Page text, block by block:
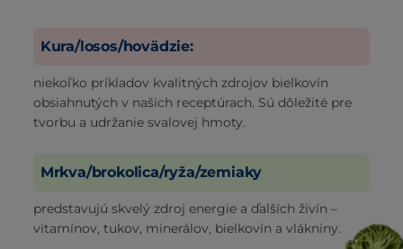
Kura/losos/hovädzie:
niekoľko príkladov kvalitných zdrojov bielkovín
obsiahnutých v našich receptúrach. Sú dôležité pre
tvorbu a udržanie svalovej hmoty.
Mrkva/brokolica/ryža/zemiaky
predstavujú skvelý zdroj energie a ďalších živín –
vitamínov, tukov, minerálov, bielkovín a vlákniny.